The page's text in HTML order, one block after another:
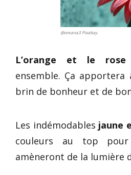
@oreana3 Pixabay
L’orange et le rose
ensemble. Ça
brin de bonheur et de
Les indémodables jaune
couleurs au top
amèneront de la lumière